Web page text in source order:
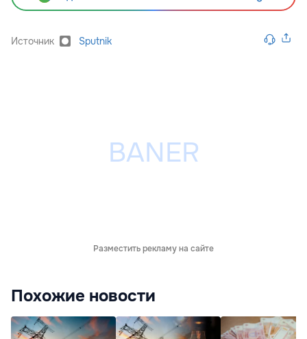
Источник Sputnik
Разместить рекламу на сайте
Похожие новости